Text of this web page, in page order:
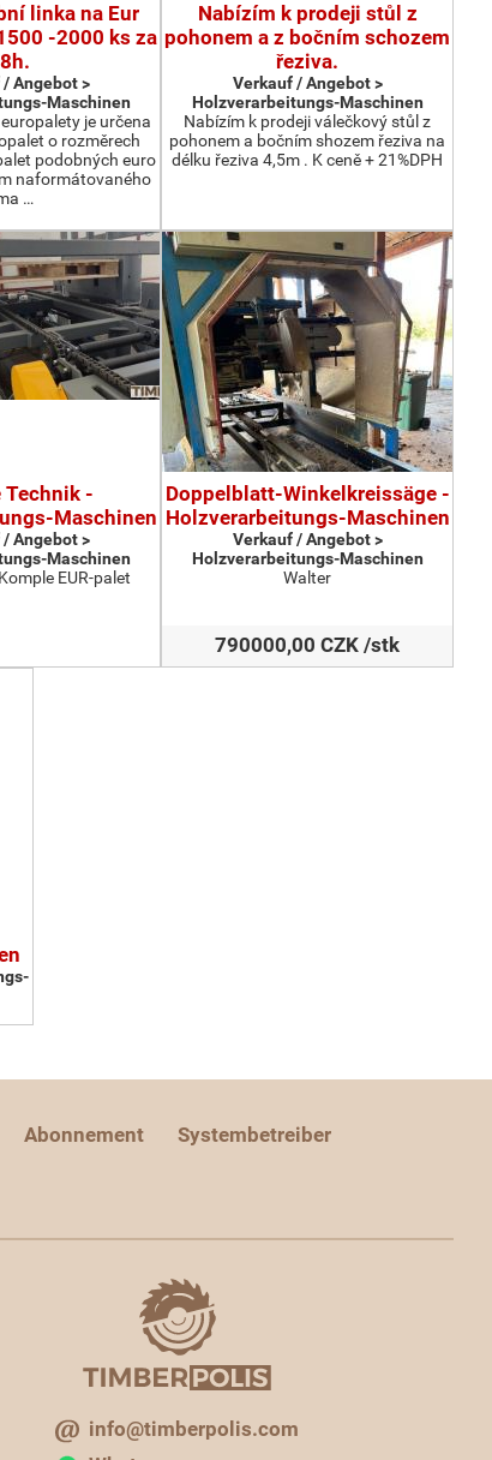
linka na Eur
-2000 ks za
8h.
Angebot >
Maschinen
je určena
o rozměrech
podobných euro
naformátovaného
…
Nabízím k prodeji stůl z
pohonem a z bočním schozem
řeziva.
Verkauf / Angebot >
Holzverarbeitungs-Maschinen
Nabízím k prodeji válečkový stůl z
pohonem a bočním shozem řeziva na
délku řeziva 4,5m . K ceně + 21%DPH
Technik -
Maschinen
Angebot >
Maschinen
EUR-palet
Doppelblatt-Winkelkreissäge -
Holzverarbeitungs-Maschinen
Verkauf / Angebot >
Holzverarbeitungs-Maschinen
Walter
790000,00 CZK /stk
Abonnement Systembetreiber
info@timberpolis.com